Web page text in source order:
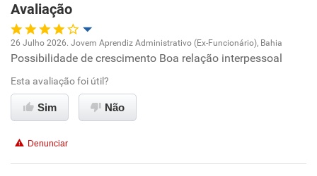
Recomenda esta empresa
Avaliação
Oportunidade de promoção
Ambiente de trabalho
Benefícios
26 Julho 2026. Jovem Aprendiz Administrativo (Ex-Funcionário), Bahia
Possibilidade de crescimento Boa relação interpessoal
Esta avaliação foi útil?
Sim Não
Denunciar